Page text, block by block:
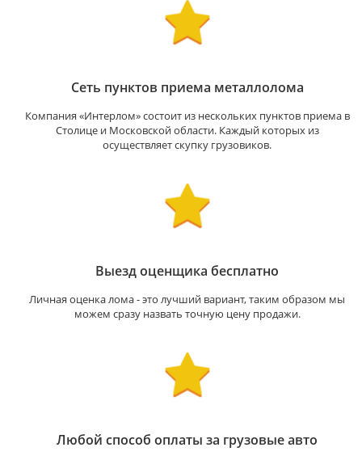
Сеть пунктов приема металлолома
Компания «Интерлом» состоит из нескольких пунктов приема в
Столице и Московской области. Каждый которых из
осуществляет скупку грузовиков.
Выезд оценщика бесплатно
Личная оценка лома - это лучший вариант, таким образом мы
можем сразу назвать точную цену продажи.
Любой способ оплаты за грузовые авто